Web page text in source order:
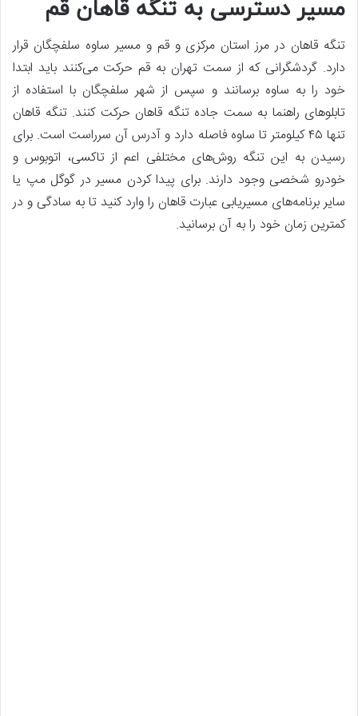
مسیر دسترسی به تنگه قاهان قم
تنگه قاهان در مرز استان مرکزی و قم و مسیر ساوه سلفچگان قرار
دارد. گردشگرانی که از سمت تهران به قم حرکت می‌کنند باید ابتدا
خود را به ساوه برسانند و سپس از شهر سلفچگان با استفاده از
تابلوهای راهنما به سمت جاده تنگه قاهان حرکت کنند. تنگه قاهان
تنها ۴۵ کیلومتر تا ساوه فاصله دارد و آدرس آن سرراست است. برای
رسیدن به این تنگه روش‌های مختلفی اعم از تاکسی، اتوبوس و
خودرو شخصی وجود دارند. برای پیدا کردن مسیر در گوگل مپ یا
سایر برنامه‌های مسیریابی عبارت قاهان را وارد کنید تا به سادگی و در
کمترین زمان خود را به آن برسانید.